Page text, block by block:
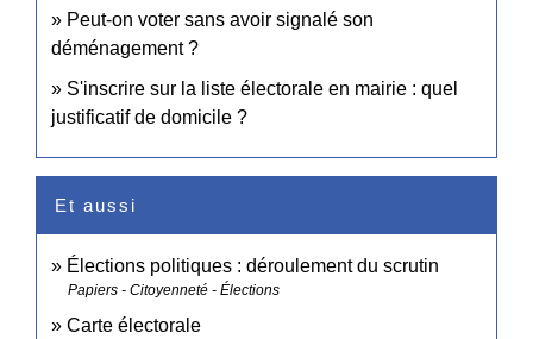
Peut-on voter sans avoir signalé son
déménagement ?
S'inscrire sur la liste électorale en mairie : quel
justificatif de domicile ?
Et aussi
Élections politiques : déroulement du scrutin
Papiers - Citoyenneté - Élections
Carte électorale